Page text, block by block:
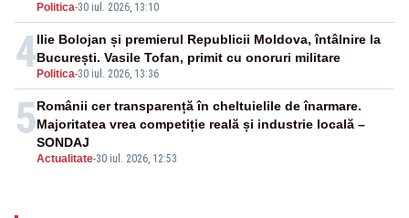
Politica-30 iul. 2026, 13:10
4 Politica-30 iul. 2026, 13:36
Ilie Bolojan și premierul Republicii Moldova, întâlnire la
București. Vasile Tofan, primit cu onoruri militare
5
Actualitate-30 iul. 2026, 12:53
Românii cer transparență în cheltuielile de înarmare.
Majoritatea vrea competiție reală și industrie locală –
SONDAJ